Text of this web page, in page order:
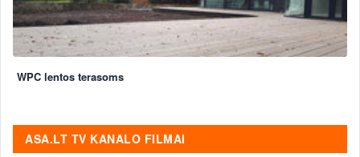
WPC lentos terasoms
ASA.LT TV KANALO FILMAI